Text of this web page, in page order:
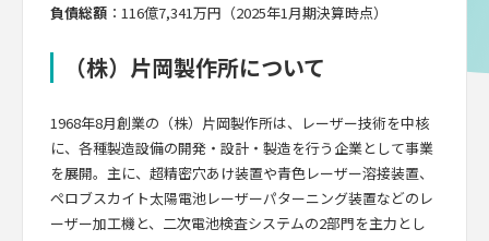
負債総額 ：116億7,341万円（2025年1月期決算時点）
（株）片岡製作所について
1968年8月創業の（株）片岡製作所は、レーザー技術を中核
に、各種製造設備の開発・設計・製造を行う企業として事業
を展開。主に、超精密穴あけ装置や青色レーザー溶接装置、
ペロブスカイト太陽電池レーザーパターニング装置などのレ
ーザー加工機と、二次電池検査システムの2部門を主力とし